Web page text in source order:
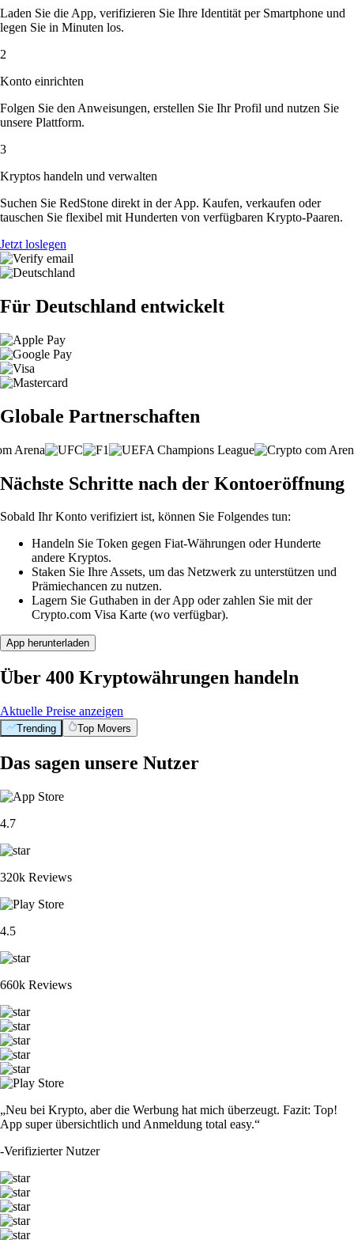
Laden Sie die App, verifizieren Sie Ihre Identität per Smartphone und
legen Sie in Minuten los.
2
Konto einrichten
Folgen Sie den Anweisungen, erstellen Sie Ihr Profil und nutzen Sie
unsere Plattform.
3
Kryptos handeln und verwalten
Suchen Sie RedStone direkt in der App. Kaufen, verkaufen oder
tauschen Sie flexibel mit Hunderten von verfügbaren Krypto-Paaren.
Jetzt loslegen
Für Deutschland entwickelt
Globale Partnerschaften
Nächste Schritte nach der Kontoeröffnung
Sobald Ihr Konto verifiziert ist, können Sie Folgendes tun:
Handeln Sie Token gegen Fiat-Währungen oder Hunderte
andere Kryptos.
Staken Sie Ihre Assets, um das Netzwerk zu unterstützen und
Prämiechancen zu nutzen.
Lagern Sie Guthaben in der App oder zahlen Sie mit der
Crypto.com Visa Karte (wo verfügbar).
App herunterladen
Über 400 Kryptowährungen handeln
Aktuelle Preise anzeigen
Trending Top Movers
Das sagen unsere Nutzer
4.7
320k Reviews
4.5
660k Reviews
„Neu bei Krypto, aber die Werbung hat mich überzeugt. Fazit: Top!
App super übersichtlich und Anmeldung total easy.“
-Verifizierter Nutzer